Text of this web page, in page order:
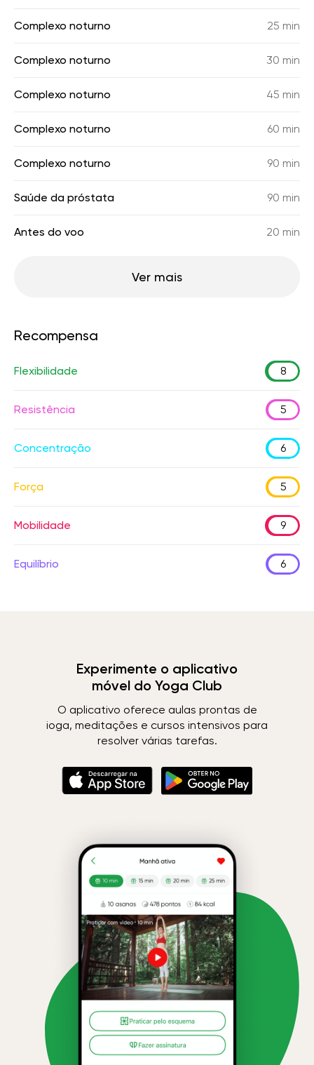
Complexo noturno 25 min
Complexo noturno 30 min
Complexo noturno 45 min
Complexo noturno 60 min
Complexo noturno 90 min
Saúde da próstata 90 min
Antes do voo 20 min
Ver mais
Recompensa
Flexibilidade 8
Resistência 5
Concentração 6
Força 5
Mobilidade 9
Equilíbrio 6
Experimente o aplicativo
móvel do Yoga Club
O aplicativo oferece aulas prontas de
ioga, meditações e cursos intensivos para
resolver várias tarefas.